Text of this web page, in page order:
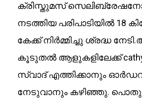
ക്രിസ്തുമസ്
നടത്തിയ പരിപാടിയിൽ 18
കേക്ക് നിർമ്മിച്ചു ശ്രദ്ധ
കൂടുതൽ ആളുകളിലേക്ക് cathy
സ്വാദ് എത്തിക്കാനും
നേടുവാനും കഴിഞ്ഞു.